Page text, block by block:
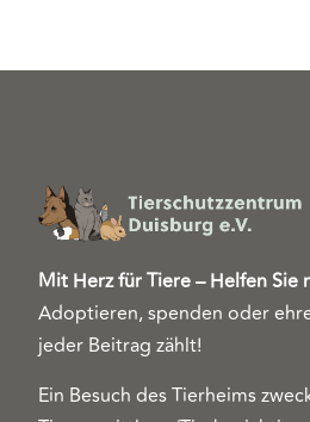
Mit Herz für Tiere – Helfen Sie
Adoptieren, spenden oder
jeder Beitrag zählt!
Ein Besuch des Tierheims